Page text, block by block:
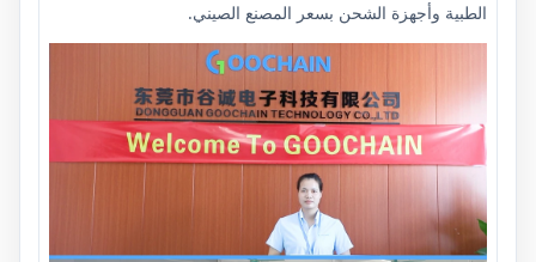
الطبية وأجهزة الشحن بسعر المصنع الصيني.